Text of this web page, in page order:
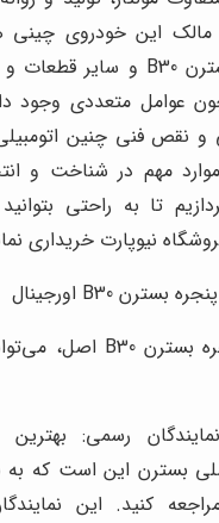
مالک این خودروی چینی
B30 و سایر قطعات و
عوامل متعددی وجود
نقص فنی چنین اتومبیلی
مهم در شناخت و
تا به راحتی
نیوپارت خریداری
بسترن B30 اورجینال
بسترنB30
اصل،
رسمی: بهترین
بسترن این است که به
کنید. این